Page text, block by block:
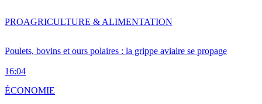
Poulets, bovins et ours polaires : la grippe aviaire se propage
16:04
PROAGRICULTURE & ALIMENTATION
ÉCONOMIE